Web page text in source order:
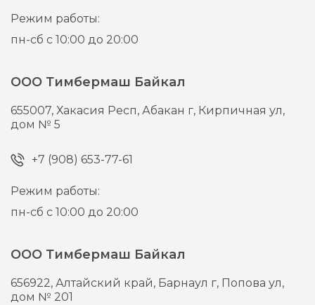
Режим работы:
пн-сб с 10:00 до 20:00
ООО Тимбермаш Байкал
655007,Хакасия Респ, Абакан г, Кирпичная ул,
дом № 5
+7 (908) 653-77-61
Режим работы:
пн-сб с 10:00 до 20:00
ООО Тимбермаш Байкал
656922,Алтайский край, Барнаул г, Попова ул,
дом № 201